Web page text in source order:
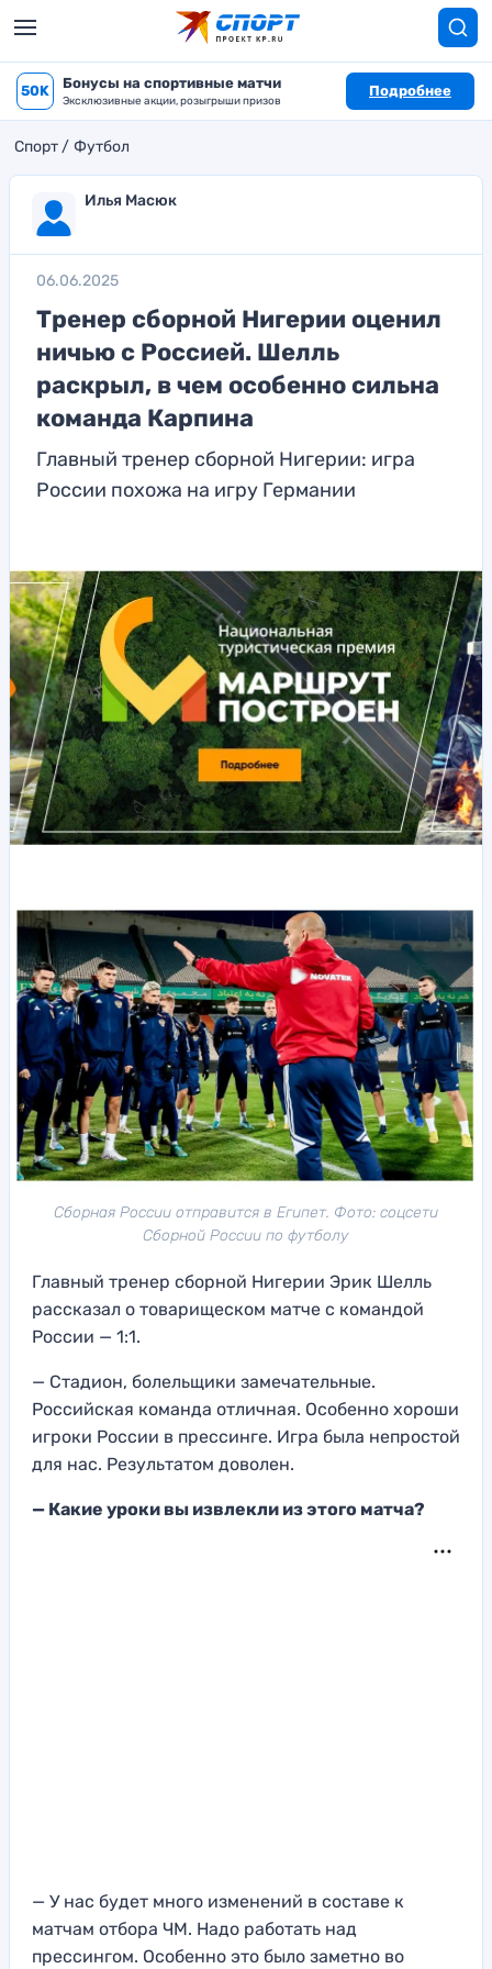
50K Бонусы на спортивные матчи
Эксклюзивные акции, розыгрыши призов
Подробнее
Спорт Футбол
Илья Масюк
06.06.2025
Тренер сборной Нигерии оценил
ничью с Россией. Шелль
раскрыл, в чем особенно сильна
команда Карпина
Главный тренер сборной Нигерии: игра
России похожа на игру Германии
Сборная России отправится в Египет. Фото: соцсети
Сборной России по футболу
Главный тренер сборной Нигерии Эрик Шелль
рассказал о товарищеском матче с командой
России — 1:1.
— Стадион, болельщики замечательные.
Российская команда отличная. Особенно хороши
игроки России в прессинге. Игра была непростой
для нас. Результатом доволен.
— Какие уроки вы извлекли из этого матча?
— У нас будет много изменений в составе к
матчам отбора ЧМ. Надо работать над
прессингом. Особенно это было заметно во